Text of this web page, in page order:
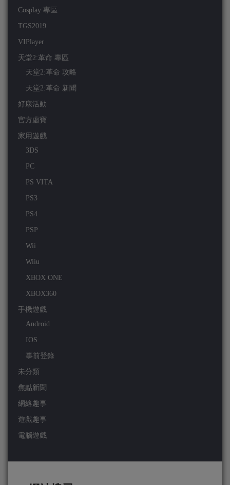
Cosplay 專區
TGS2019
VIPlayer
天堂2:革命 專區
天堂2:革命 攻略
天堂2:革命 新聞
好康活動
官方虛寶
家用遊戲
3DS
PC
PS VITA
PS3
PS4
PSP
Wii
Wiiu
XBOX ONE
XBOX360
手機遊戲
Android
IOS
事前登錄
未分類
焦點新聞
網絡趣事
遊戲趣事
電腦遊戲